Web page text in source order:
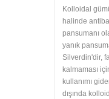
Kolloidal
halinde
pansumanı
yanık
Silverdin'dir,
kalmaması
kullanımı
dışında